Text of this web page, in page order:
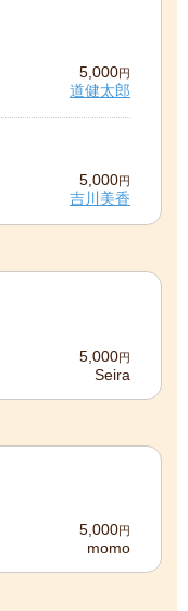
5,000円
道健太郎
5,000円
吉川美香
5,000円
Seira
5,000円
momo